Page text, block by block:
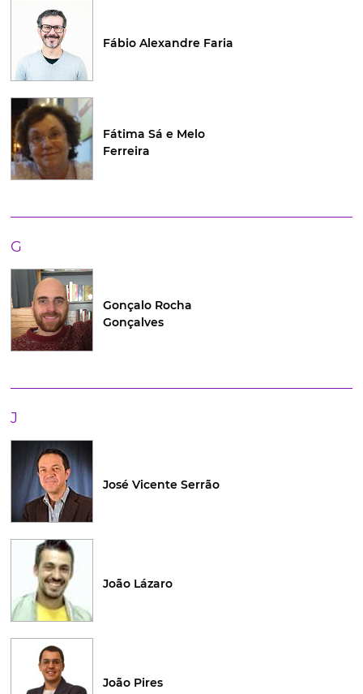
Fábio Alexandre Faria
Fátima Sá e Melo
Ferreira
G
Gonçalo Rocha
Gonçalves
J
José Vicente Serrão
João Lázaro
João Pires